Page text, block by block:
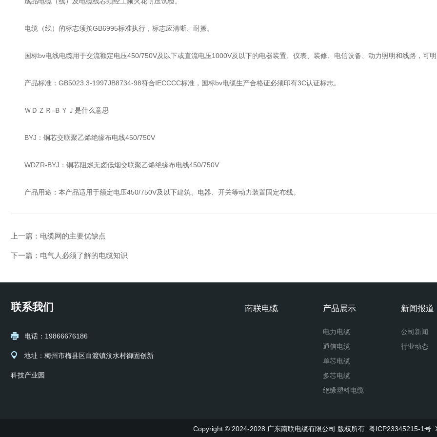
电缆（线）的标志须按GB6995标准执行，标志应清晰、耐擦。
国标bv电线电缆用于交流额定电压450/750V及以下或直流电压1000V及以下的电器装置、仪表、装修、电信设备、动力照明和线路，可明
产品标准：GB5023.3-1997JB8734-98符合IECCCC标准，国标bv电缆生产合格证必须印有3C认证标志。
ＷＤＺＲ-ＢＹＪ是什么意思
BYJ：铜芯交联聚乙烯绝缘布电线450/750V
WDZR-BYJ：铜芯阻燃无卤低烟交联聚乙烯绝缘布电线450/750V
产品用途：本产品适用于额定电压450/750V及以下建筑、电器、开关等动力装置固定布线。
上一篇： 电缆网的主要优缺点
下一篇： 电气人必须了解的电缆知识
联系我们
电话：19866676186
地址：梅州市梅县区白渡镇汶水村御固创新
科技产业园
南联电缆 产品展示
电力电缆
通信电缆
单芯电缆
多芯电缆
绝缘塑料电缆
新闻报道
公司新闻
行业动态
Copyright © 2024-2028 广东南联电缆有限公司 版权所有 粤ICP23345215-1号